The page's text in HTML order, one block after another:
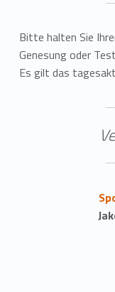
Bitte halten Sie
Genesung oder
Es gilt das